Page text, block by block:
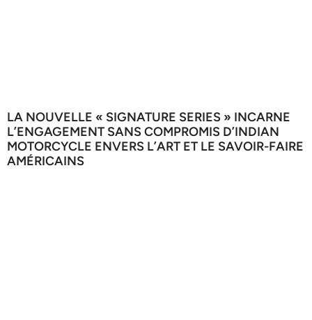
LA NOUVELLE « SIGNATURE SERIES » INCARNE
L’ENGAGEMENT SANS COMPROMIS D’INDIAN
MOTORCYCLE ENVERS L’ART ET LE SAVOIR-FAIRE
AMÉRICAINS